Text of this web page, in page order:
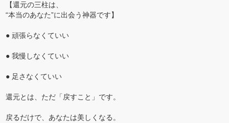
【還元の三柱は、
“本当のあなた”に出会う神器です】
● 頑張らなくていい
● 我慢しなくていい
● 足さなくていい
還元とは、ただ「戻すこと」です。
戻るだけで、あなたは美しくなる。